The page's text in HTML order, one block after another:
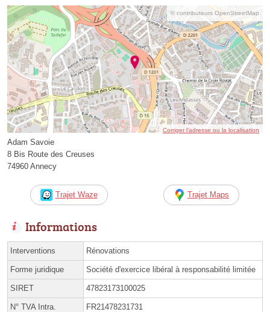
© contributeurs OpenStreetMap
Corriger l’adresse ou la localisation
Adam Savoie
8 Bis Route des Creuses
74960 Annecy
Trajet Waze Trajet Maps
Informations
Interventions Rénovations
Forme juridique Société d'exercice libéral à responsabilité limitée
SIRET 47823173100025
N° TVA Intra. FR21478231731